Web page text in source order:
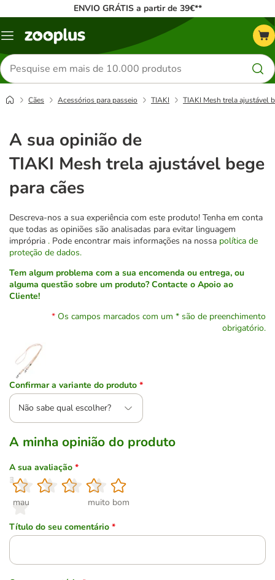
ENVIO GRÁTIS a partir de 39€**
Menu
Pesquisar
produtos
Cães Acessórios para passeio TIAKI TIAKI Mesh trela ajustável
A sua opinião de
TIAKI Mesh trela ajustável bege
para cães
Descreva-nos a sua experiência com este produto! Tenha em conta
que todas as opiniões são analisadas para evitar linguagem
imprópria . Pode encontrar mais informações na nossa política de
proteção de dados.
Tem algum problema com a sua encomenda ou entrega, ou
alguma questão sobre um produto? Contacte o Apoio ao
Cliente!
Os campos marcados com um * são de preenchimento
obrigatório.
Confirmar a variante do produto *
Não sabe qual escolher?
A minha opinião do produto
A sua avaliação *
1
mau
2
3
4
5
muito bom
Título do seu comentário *